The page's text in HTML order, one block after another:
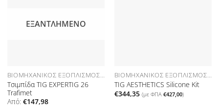
ΕΞΑΝΤΛΗΜΈΝΟ
ΒΙΟΜΗΧΑΝΙΚΌΣ ΕΞΟΠΛΙΣΜΌΣ ΑΝΑΛΏΣΙΜΑ
Τσιμπίδα TIG EXPERTIG 26
Trafimet
Από: €147,98
ΒΙΟΜΗΧΑΝΙΚΌΣ ΕΞΟΠΛΙΣΜΌΣ ΑΝΑΛΏΣΙΜΑ
TIG AESTHETICS Silicone Kit
€344,35 (με ΦΠΑ €427,00)